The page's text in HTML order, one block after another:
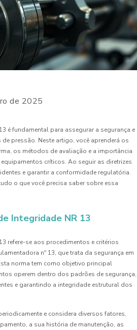
de 2025
é fundamental para assegurar a segurança e
pressão. Neste artigo, você aprenderá os
os métodos de avaliação e a importância
críticos. Ao seguir as diretrizes
e garantir a conformidade regulatória.
o que você precisa saber sobre essa
Integridade NR 13
refere-se aos procedimentos e critérios
nº 13, que trata da segurança em
norma tem como objetivo principal
operem dentro dos padrões de segurança,
e garantindo a integridade estrutural dos
e considera diversos fatores,
a sua história de manutenção, as